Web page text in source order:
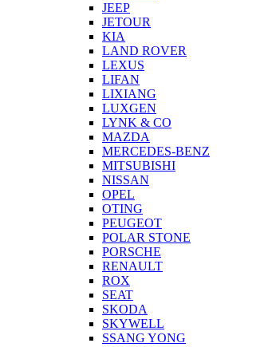
JEEP
JETOUR
KIA
LAND ROVER
LEXUS
LIFAN
LIXIANG
LUXGEN
LYNK & CO
MAZDA
MERCEDES-BENZ
MITSUBISHI
NISSAN
OPEL
OTING
PEUGEOT
POLAR STONE
PORSCHE
RENAULT
ROX
SEAT
SKODA
SKYWELL
SSANG YONG